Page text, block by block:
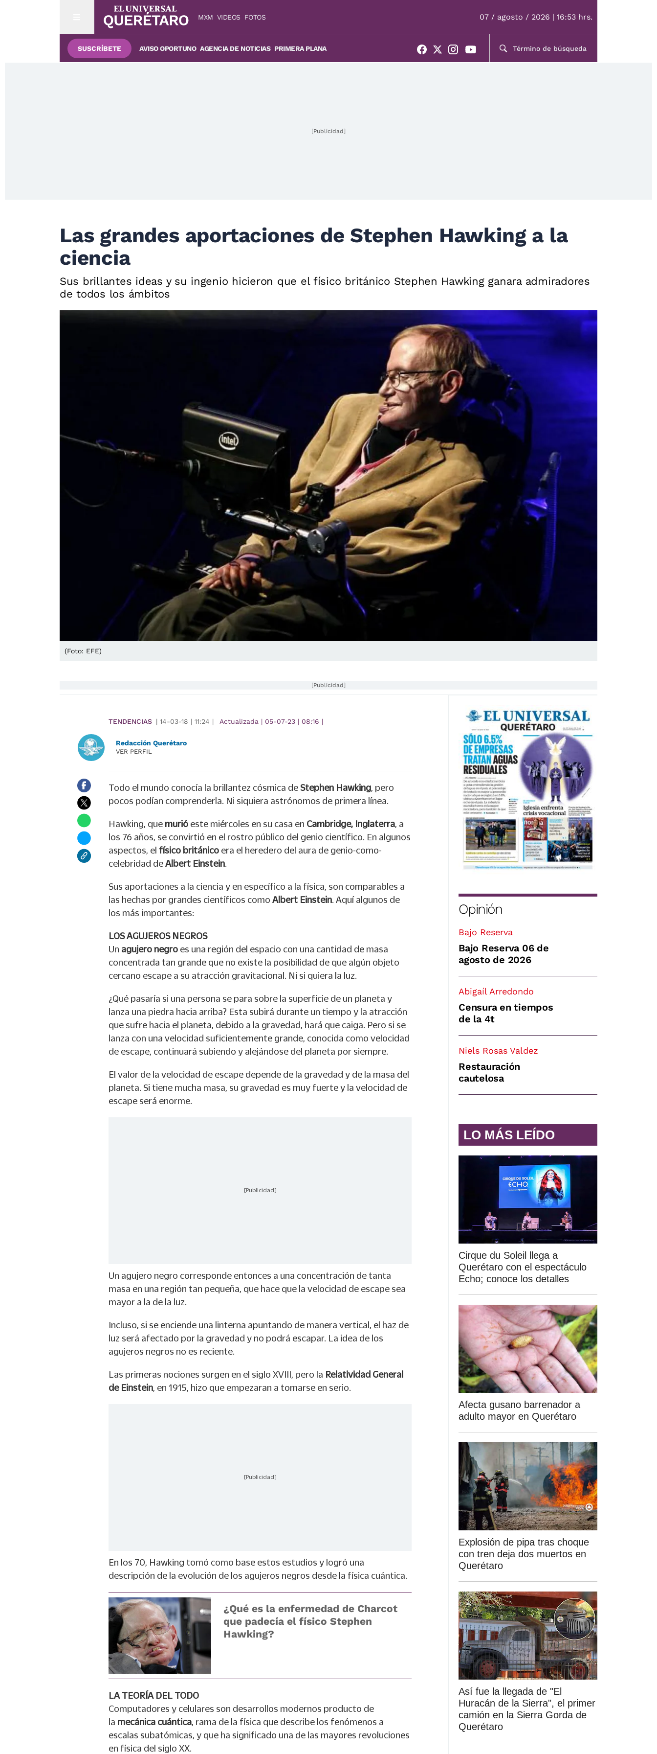
MXM VIDEOS FOTOS 07 / agosto / 2026 | 16:53 hrs.
SUSCRÍBETE AVISO OPORTUNO AGENCIA DE NOTICIAS PRIMERA PLANA
[Publicidad]
Las grandes aportaciones de Stephen Hawking a la
ciencia
Sus brillantes ideas y su ingenio hicieron que el físico británico Stephen Hawking ganara admiradores
de todos los ámbitos
(Foto: EFE)
[Publicidad]
TENDENCIAS | 14-03-18 | 11:24 | Actualizada | 05-07-23 | 08:16 |
Redacción Querétaro
VER PERFIL
Todo el mundo conocía la brillantez cósmica de Stephen Hawking , pero
pocos podían comprenderla. Ni siquiera astrónomos de primera línea.
Hawking, que murió este miércoles en su casa en Cambridge, Inglaterra , a
los 76 años, se convirtió en el rostro público del genio científico. En algunos
aspectos, el físico británico era el heredero del aura de genio-como-
celebridad de Albert Einstein
Sus aportaciones a la ciencia y en específico a la física, son comparables a
las hechas por grandes científicos como Albert Einstein . Aquí algunos de
los más importantes:
LOS AGUJEROS NEGROS
Un agujero negro es una región del espacio con una cantidad de masa
concentrada tan grande que no existe la posibilidad de que algún objeto
cercano escape a su atracción gravitacional. Ni si quiera la luz.
¿Qué pasaría si una persona se para sobre la superficie de un planeta y
lanza una piedra hacia arriba? Esta subirá durante un tiempo y la atracción
que sufre hacia el planeta, debido a la gravedad, hará que caiga. Pero si se
lanza con una velocidad suficientemente grande, conocida como velocidad
de escape, continuará subiendo y alejándose del planeta por siempre.
El valor de la velocidad de escape depende de la gravedad y de la masa del
planeta. Si tiene mucha masa, su gravedad es muy fuerte y la velocidad de
escape será enorme.
[Publicidad]
Un agujero negro corresponde entonces a una concentración de tanta
masa en una región tan pequeña, que hace que la velocidad de escape sea
mayor a la de la luz.
Incluso, si se enciende una linterna apuntando de manera vertical, el haz de
luz será afectado por la gravedad y no podrá escapar. La idea de los
agujeros negros no es reciente.
Las primeras nociones surgen en el siglo XVIII, pero la Relatividad General
de Einstein , en 1915, hizo que empezaran a tomarse en serio.
[Publicidad]
En los 70, Hawking tomó como base estos estudios y logró una
descripción de la evolución de los agujeros negros desde la física cuántica.
¿Qué es la enfermedad de Charcot
que padecía el físico Stephen
Hawking?
LA TEORÍA DEL TODO
Computadores y celulares son desarrollos modernos producto de
la mecánica cuántica , rama de la física que describe los fenómenos a
escalas subatómicas, y que ha significado una de las mayores revoluciones
en física del siglo XX.
Opinión
Bajo Reserva
Bajo Reserva 06 de
agosto de 2026
Abigaíl Arredondo
Censura en tiempos
de la 4t
Niels Rosas Valdez
Restauración
cautelosa
LO MÁS LEÍDO
Cirque du Soleil llega a
Querétaro con el espectáculo
Echo; conoce los detalles
Afecta gusano barrenador a
adulto mayor en Querétaro
Explosión de pipa tras choque
con tren deja dos muertos en
Querétaro
Así fue la llegada de "El
Huracán de la Sierra", el primer
camión en la Sierra Gorda de
Querétaro